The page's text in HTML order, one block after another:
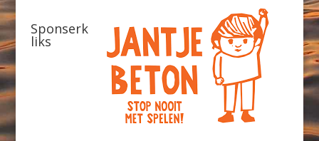
Sponserk
liks